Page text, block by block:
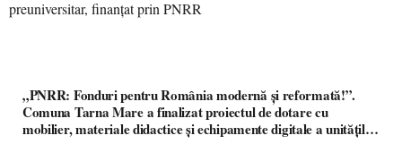
„PNRR: Fonduri pentru România modernă și reformată!”.
Comuna Tarna Mare a finalizat proiectul de dotare cu
mobilier, materiale didactice și echipamente digitale a unităților